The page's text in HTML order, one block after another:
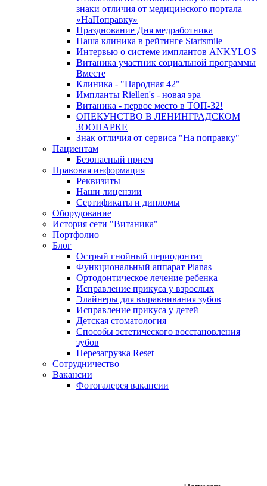
знаки отличия от медицинского портала
«НаПоправку»
Празднование Дня медработника
Наша клиника в рейтинге Startsmile
Интервью о системе имплантов ANKYLOS
Витаника участник социальной программы
Вместе
Клиника - "Народная 42"
Импланты Riellen's - новая эра
Витаника - первое место в ТОП-32!
ОПЕКУНСТВО В ЛЕНИНГРАДСКОМ
ЗООПАРКЕ
Знак отличия от сервиса "На поправку"
Пациентам
Безопасный прием
Правовая информация
Реквизиты
Наши лицензии
Сертификаты и дипломы
Оборудование
История сети "Витаника"
Портфолио
Блог
Острый гнойный периодонтит
Функциональный аппарат Planas
Ортодонтическое лечение ребенка
Исправление прикуса у взрослых
Элайнеры для выравнивания зубов
Исправление прикуса у детей
Детская стоматология
Способы эстетического восстановления
зубов
Перезагрузка Reset
Сотрудничество
Вакансии
Фотогалерея вакансии